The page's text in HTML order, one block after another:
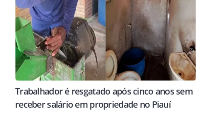
Trabalhador é resgatado após cinco anos sem
receber salário em propriedade no Piauí